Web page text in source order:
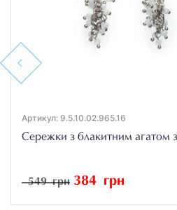
Previous
Артикул: 9.5.10.02.965.16
Сережки з блакитним агатом
549 грн 384 грн